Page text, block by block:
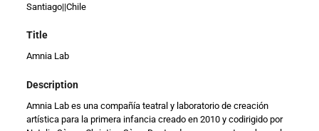
Santiago||Chile
Title
Amnia Lab
Description
Amnia Lab es una compañía teatral y laboratorio de creación
artística para la primera infancia creado en 2010 y codirigido por